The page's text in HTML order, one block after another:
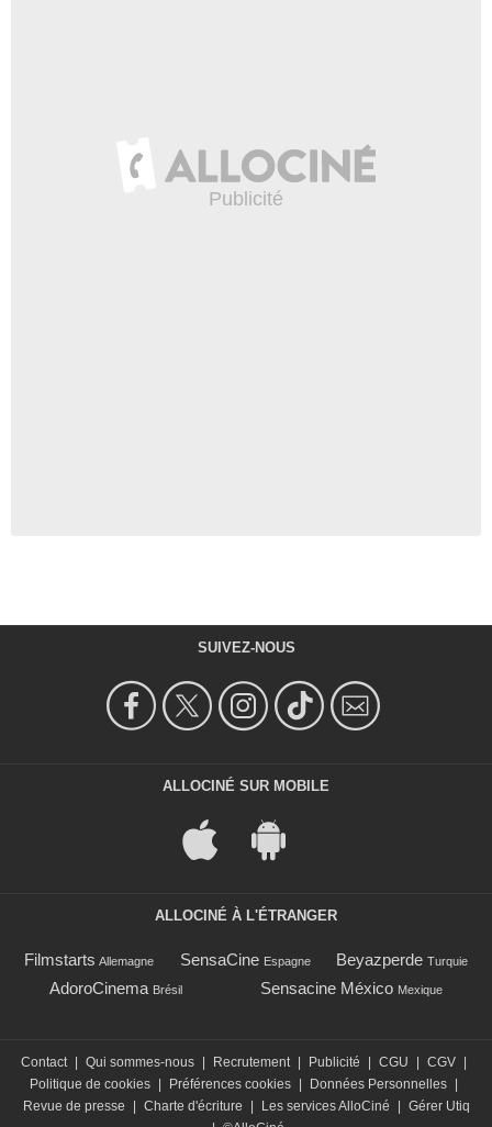
SUIVEZ-NOUS
ALLOCINÉ SUR MOBILE
ALLOCINÉ À L'ÉTRANGER
Filmstarts Allemagne SensaCine Espagne Beyazperde Turquie
AdoroCinema Brésil Sensacine México Mexique
Contact | Qui sommes-nous | Recrutement | Publicité | CGU | CGV |
Politique de cookies | Préférences cookies | Données Personnelles |
Revue de presse
| Charte d'écriture | Les services AlloCiné | Gérer Utiq